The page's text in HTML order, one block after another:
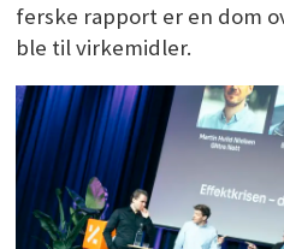
ferske rapport er en dom
ble til virkemidler.